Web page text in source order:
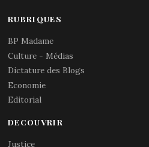
RUBRIQUES
BP Madame
Culture - Médias
Dictature des Blogs
Economie
Editorial
DECOUVRIR
Justice